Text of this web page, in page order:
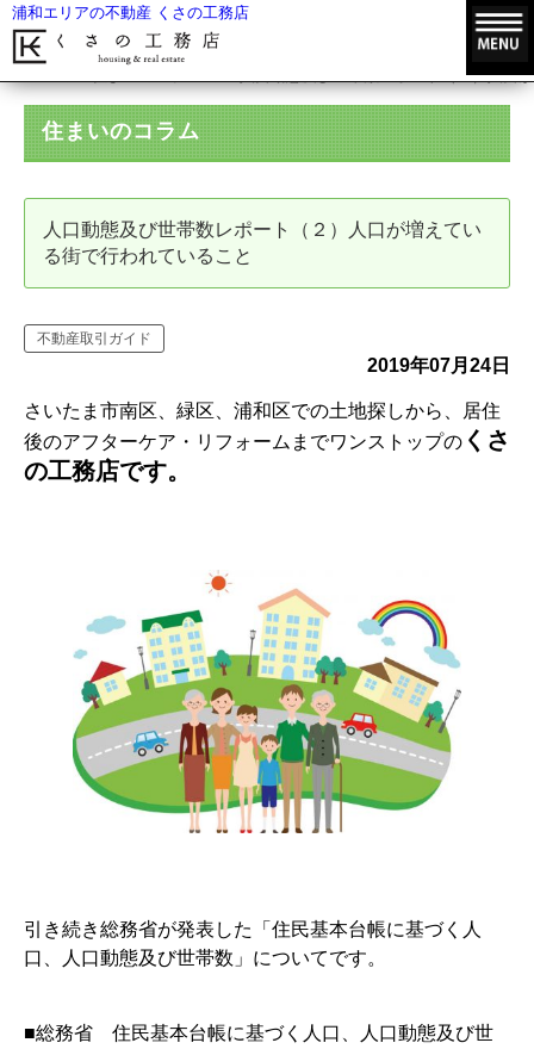
浦和エリアの不動産 くさの工務店
人口動態及び世帯数レポート（２）人口
住まいのコラム
人口動態及び世帯数レポート（２）人口が増えてい
る街で行われていること
不動産取引ガイド
2019年07月24日
さいたま市南区、緑区、浦和区での土地探しから、居住
後のアフターケア・リフォームまでワンストップの くさ
の工務店です。
引き続き総務省が発表した「住民基本台帳に基づく人
口、人口動態及び世帯数」についてです。
■総務省 住民基本台帳に基づく人口、人口動態及び世